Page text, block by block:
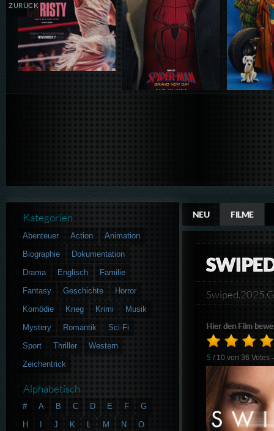
ZURÜCK
NEU FILME
Hier den Film
5 / 10 von36 Votes
Kategorien
Abenteuer Action
Animation
Biographie
Dokumentation
Drama
Englisch
Familie
Fantasy
Geschichte
Horror
Komödie
Krieg Krimi
Musik
Mystery
Romantik
Sci-Fi
Sport
Thriller
Western
Zeichentrick
Alphabetisch
# A B C D E F
G
H
J K L M N
O